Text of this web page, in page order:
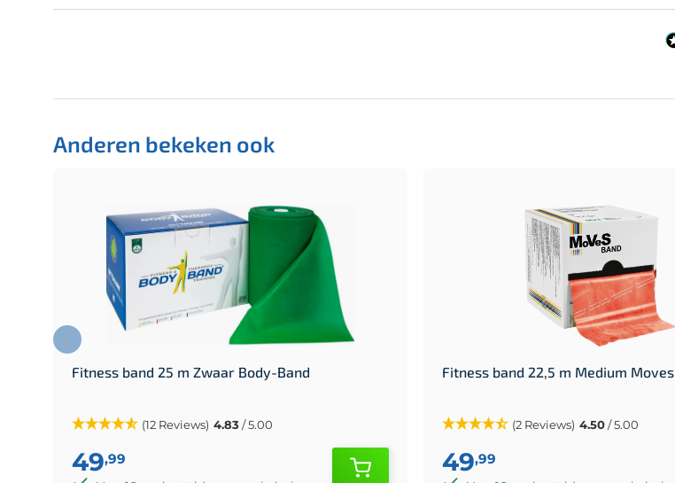
Anderen bekeken ook
Fitness band 25 m Zwaar Body-Band
(12 Reviews) 4.83/ 5.00
49,99
Fitness band 22,5 m Medium Moves
(2 Reviews) 4.50/ 5.00
49,99